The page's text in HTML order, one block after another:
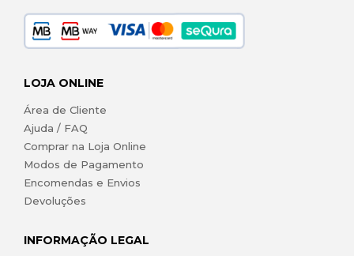
LOJA ONLINE
Área de Cliente
Ajuda / FAQ
Comprar na Loja Online
Modos de Pagamento
Encomendas e Envios
Devoluções
INFORMAÇÃO LEGAL